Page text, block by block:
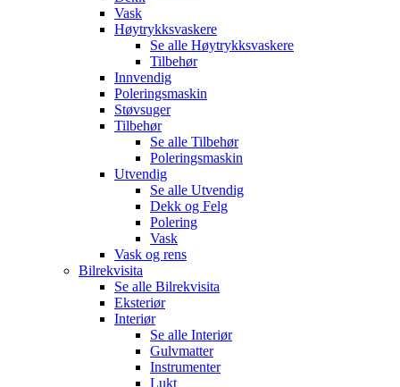
Vask
Høytrykksvaskere
Se alle Høytrykksvaskere
Tilbehør
Innvendig
Poleringsmaskin
Støvsuger
Tilbehør
Se alle Tilbehør
Poleringsmaskin
Utvendig
Se alle Utvendig
Dekk og Felg
Polering
Vask
Vask og rens
Bilrekvisita
Se alle Bilrekvisita
Eksteriør
Interiør
Se alle Interiør
Gulvmatter
Instrumenter
Lukt